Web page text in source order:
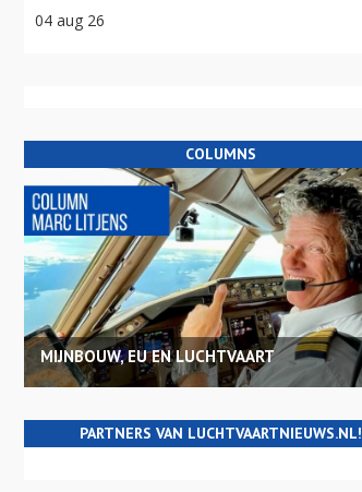
04 aug 26
COLUMNS
MIJNBOUW, EU EN LUCHTVAART
PARTNERS VAN LUCHTVAARTNIEUWS.NL!